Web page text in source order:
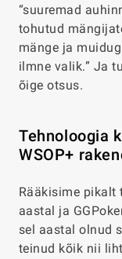
“suuremad
tohutud
mänge ja
ilmne valik.” Ja
õige otsus.
Tehnoloogia
WSOP+
Rääkisime pikalt
aastal ja
sel aastal olnud
teinud kõik nii